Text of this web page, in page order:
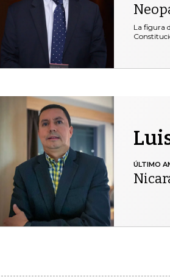
La figura
ÚLTIMO